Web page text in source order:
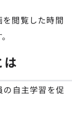
閲覧した時間
自主学習を促